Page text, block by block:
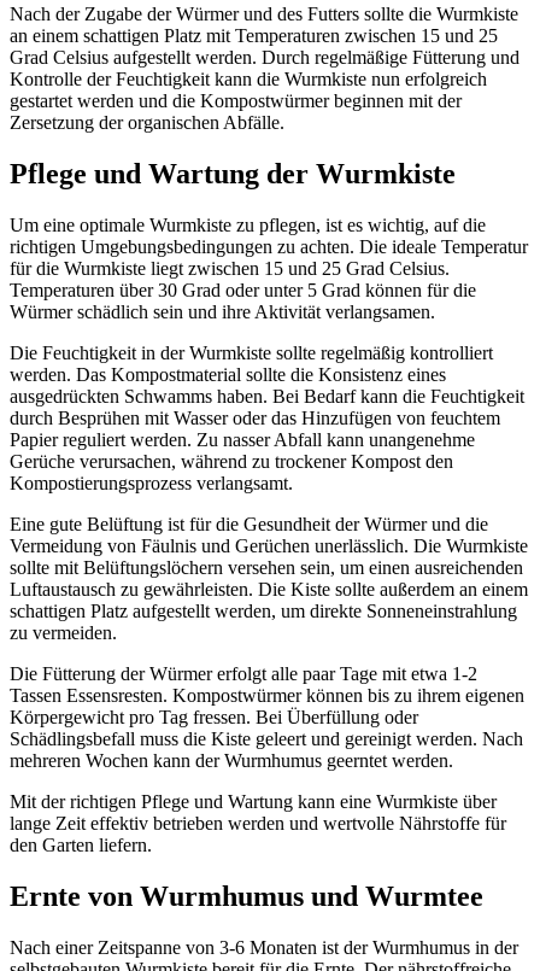
Nach der Zugabe der Würmer und des Futters sollte die Wurmkiste
an einem schattigen Platz mit Temperaturen zwischen 15 und 25
Grad Celsius aufgestellt werden. Durch regelmäßige Fütterung und
Kontrolle der Feuchtigkeit kann die Wurmkiste nun erfolgreich
gestartet werden und die Kompostwürmer beginnen mit der
Zersetzung der organischen Abfälle.
Pflege und Wartung der Wurmkiste
Um eine optimale Wurmkiste zu pflegen, ist es wichtig, auf die
richtigen Umgebungsbedingungen zu achten. Die ideale Temperatur
für die Wurmkiste liegt zwischen 15 und 25 Grad Celsius.
Temperaturen über 30 Grad oder unter 5 Grad können für die
Würmer schädlich sein und ihre Aktivität verlangsamen.
Die Feuchtigkeit in der Wurmkiste sollte regelmäßig kontrolliert
werden. Das Kompostmaterial sollte die Konsistenz eines
ausgedrückten Schwamms haben. Bei Bedarf kann die Feuchtigkeit
durch Besprühen mit Wasser oder das Hinzufügen von feuchtem
Papier reguliert werden. Zu nasser Abfall kann unangenehme
Gerüche verursachen, während zu trockener Kompost den
Kompostierungsprozess verlangsamt.
Eine gute Belüftung ist für die Gesundheit der Würmer und die
Vermeidung von Fäulnis und Gerüchen unerlässlich. Die Wurmkiste
sollte mit Belüftungslöchern versehen sein, um einen ausreichenden
Luftaustausch zu gewährleisten. Die Kiste sollte außerdem an einem
schattigen Platz aufgestellt werden, um direkte Sonneneinstrahlung
zu vermeiden.
Die Fütterung der Würmer erfolgt alle paar Tage mit etwa 1-2
Tassen Essensresten. Kompostwürmer können bis zu ihrem eigenen
Körpergewicht pro Tag fressen. Bei Überfüllung oder
Schädlingsbefall muss die Kiste geleert und gereinigt werden. Nach
mehreren Wochen kann der Wurmhumus geerntet werden.
Mit der richtigen Pflege und Wartung kann eine Wurmkiste über
lange Zeit effektiv betrieben werden und wertvolle Nährstoffe für
den Garten liefern.
Ernte von Wurmhumus und Wurmtee
Nach einer Zeitspanne von 3-6 Monaten ist der Wurmhumus in der